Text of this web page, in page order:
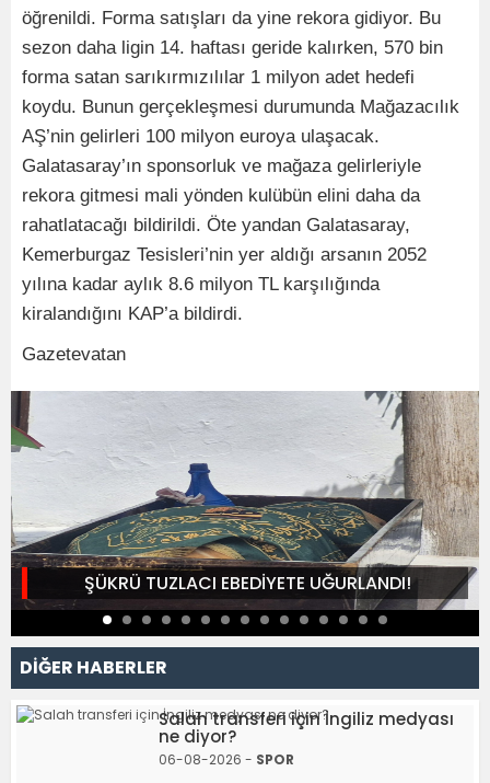
öğrenildi. Forma satışları da yine rekora gidiyor. Bu
sezon daha ligin 14. haftası geride kalırken, 570 bin
forma satan sarıkırmızılılar 1 milyon adet hedefi
koydu. Bunun gerçekleşmesi durumunda Mağazacılık
AŞ’nin gelirleri 100 milyon euroya ulaşacak.
Galatasaray’ın sponsorluk ve mağaza gelirleriyle
rekora gitmesi mali yönden kulübün elini daha da
rahatlatacağı bildirildi. Öte yandan Galatasaray,
Kemerburgaz Tesisleri’nin yer aldığı arsanın 2052
yılına kadar aylık 8.6 milyon TL karşılığında
kiralandığını KAP’a bildirdi.
Gazetevatan
ŞÜKRÜ TUZLACI EBEDİYETE UĞURLANDI!
DİĞER HABERLER
Salah transferi için İngiliz medyası
ne diyor?
06-08-2026 - SPOR